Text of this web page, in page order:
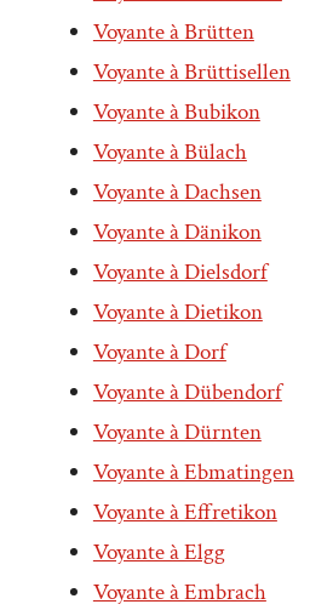
Voyante à Brütten
Voyante à Brüttisellen
Voyante à Bubikon
Voyante à Bülach
Voyante à Dachsen
Voyante à Dänikon
Voyante à Dielsdorf
Voyante à Dietikon
Voyante à Dorf
Voyante à Dübendorf
Voyante à Dürnten
Voyante à Ebmatingen
Voyante à Effretikon
Voyante à Elgg
Voyante à Embrach